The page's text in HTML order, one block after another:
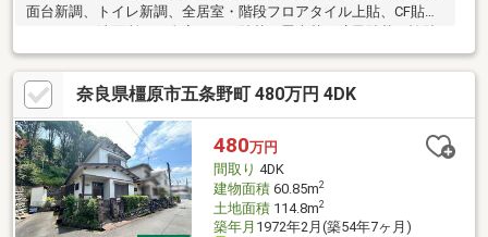
面台新調、トイレ新調、全居室・階段フロアタイル上貼、CF貼替
替、網戸貼替、給湯器交換、浴室（水栓・換気扇）交換、防蟻工
事、ハウスクリーニング）内外装リフォーム、土地50坪以上、駐
車３台以上可、南側道路面す、小学校 徒歩10分以内、閑静な住宅
地、南向き、システムキッチン、陽当り良好、駅まで平坦、ＬＤ
Ｋ１５畳以上、和室、シャワー付洗面化粧台、トイレ２ヶ所、浴
室１坪以上、２階建、南面バルコニー、オートバス、温水洗浄便
座、南庭、ＴＶモニタ付インターホン、全居室６畳以上、都市ガ
ス
奈良県橿原市五条野町 480万円 4DK
480万円
間取り 4DK
建物面積60.85m2
土地面積114.8m2
築年月 1972年2月(築54年7ヶ月)